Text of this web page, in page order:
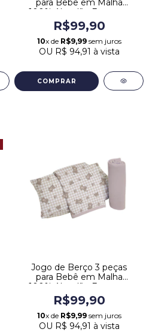
100% Algodão Estampa
Safari Cinza
R$99,90
10x de R$9,99sem juros
OU R$ 94,91 à vista
Jogo de Berço 3 peças
para Bebê em Malha
100% Algodão Estampa
Ursinho Bege
R$99,90
10x de R$9,99sem juros
OU R$ 94,91 à vista